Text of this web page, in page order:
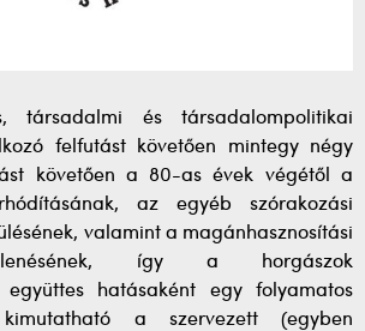
társadalmi és társadalompolitikai
felfutást követően mintegy négy
követően a 80-as évek végétől a
az egyéb szórakozási
valamint a magánhasznosítási
így a horgászok
együttes hatásaként egy folyamatos
a szervezett (egyben